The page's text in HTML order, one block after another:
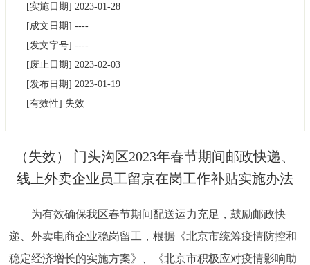
政务公开
市领导
政策兑现 政策解读 回应关切
决策公开 专题公开
个人服务 法人服务 部门服务
[实施日期] 2023-01-28
[成文日期] ----
[发文字号] ----
[废止日期] 2023-02-03
[发布日期] 2023-01-19
[有效性] 失效
（失效） 门头沟区2023年春节期间邮政快递、
线上外卖企业员工留京在岗工作补贴实施办法
为有效确保我区春节期间配送运力充足，鼓励邮政快
递、外卖电商企业稳岗留工，根据《北京市统筹疫情防控和
稳定经济增长的实施方案》、《北京市积极应对疫情影响助